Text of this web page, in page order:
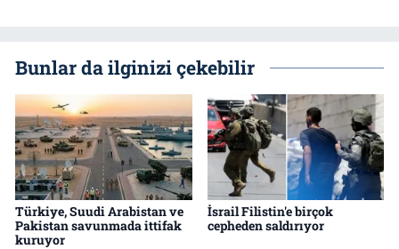
Bunlar da ilginizi çekebilir
Türkiye, Suudi Arabistan ve
Pakistan savunmada ittifak
kuruyor
İsrail Filistin'e birçok
cepheden saldırıyor